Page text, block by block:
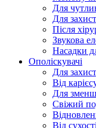
Для
Для
Після
Звукова
Насадки
Ополіскувачі
Для
Від
Для
Свіжий
Від